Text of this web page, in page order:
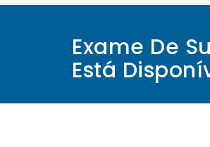
Exame De
Está